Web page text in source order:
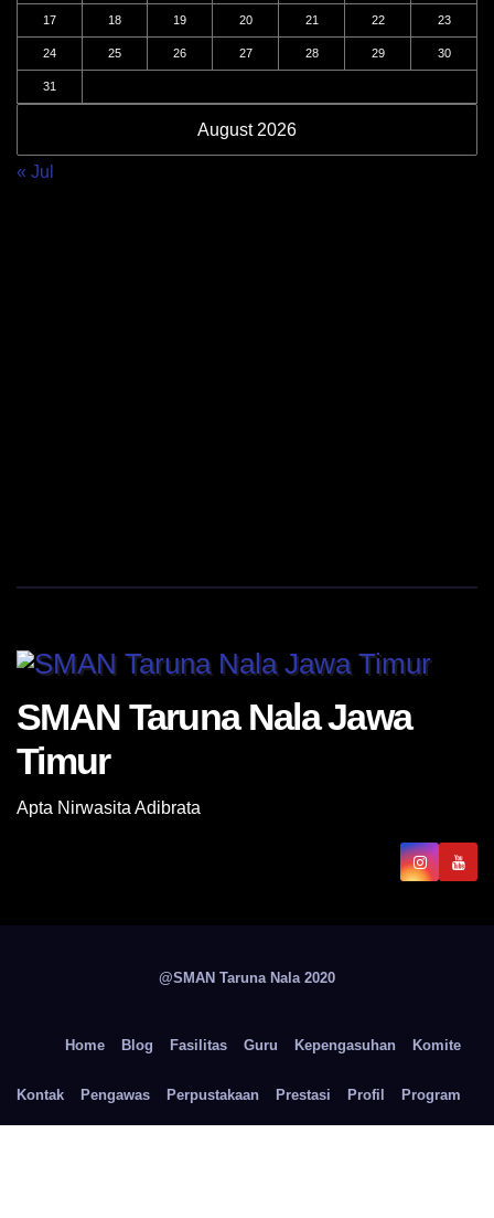
August 2026
17 18 19 20 21 22 23
24 25 26 27 28 29 30
31
« Jul
SMAN Taruna Nala Jawa
Timur
Apta Nirwasita Adibrata
@SMAN Taruna Nala 2020
Home Blog Fasilitas Guru Kepengasuhan Komite
Kontak Pengawas Perpustakaan Prestasi Profil Program